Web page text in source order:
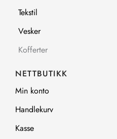
Tekstil
Vesker
Kofferter
NETTBUTIKK
Min konto
Handlekurv
Kasse